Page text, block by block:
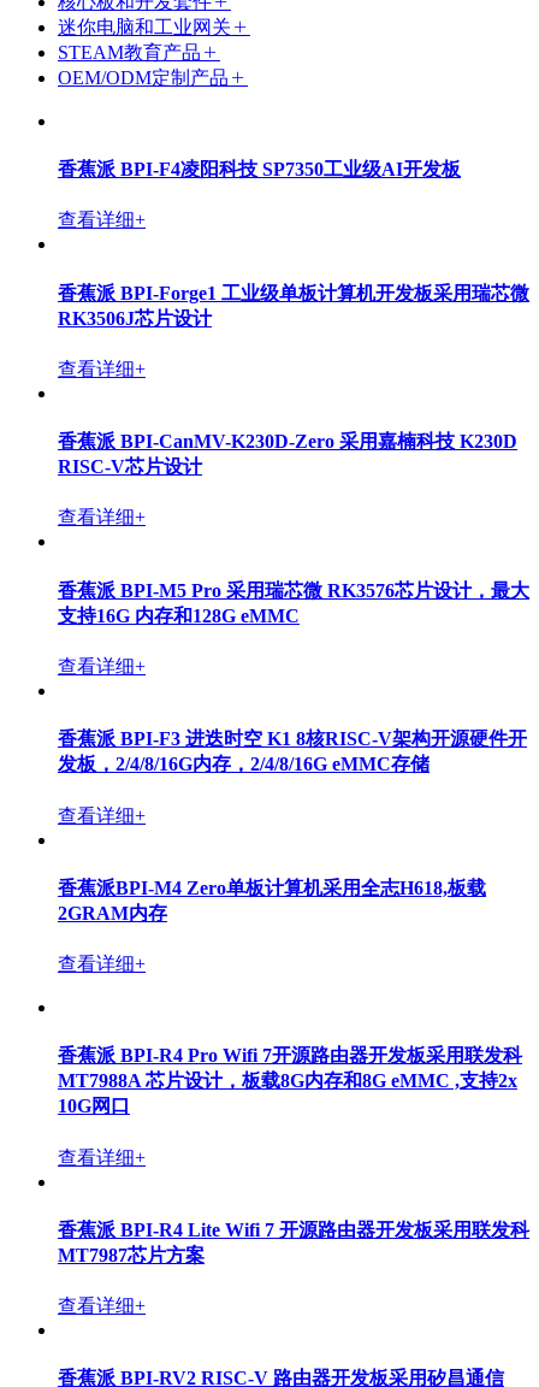
迷你电脑和工业网关
STEAM教育产品
OEM/ODM定制产品
香蕉派 BPI-F4凌阳科技 SP7350工业级AI开发板
查看详细+
香蕉派 BPI-Forge1 工业级单板计算机开发板采用瑞芯微
RK3506J芯片设计
查看详细+
香蕉派 BPI-CanMV-K230D-Zero 采用嘉楠科技 K230D
RISC-V芯片设计
查看详细+
香蕉派 BPI-M5 Pro 采用瑞芯微 RK3576芯片设计，最大
支持16G 内存和128G eMMC
查看详细+
香蕉派 BPI-F3 进迭时空 K1 8核RISC-V架构开源硬件开
发板，2/4/8/16G内存，2/4/8/16G eMMC存储
查看详细+
香蕉派BPI-M4 Zero单板计算机采用全志H618,板载
2GRAM内存
查看详细+
香蕉派 BPI-R4 Pro Wifi 7开源路由器开发板采用联发科
MT7988A 芯片设计，板载8G内存和8G eMMC ,支持2x
10G网口
查看详细+
香蕉派 BPI-R4 Lite Wifi 7 开源路由器开发板采用联发科
MT7987芯片方案
查看详细+
香蕉派 BPI-RV2 RISC-V 路由器开发板采用矽昌通信